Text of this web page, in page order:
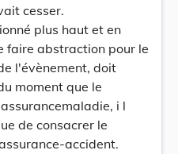
cesser.
plus haut et en
faire abstraction pour le
l'évènement, doit
moment que le
i l
de consacrer le
accident.